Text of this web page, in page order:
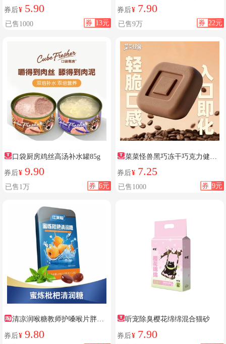
影
券后¥ 5.90
券 13元
已售1000
润秋冬去死皮防干裂修复淡化唇
券后¥ 7.90
券 22元
已售9万
口袋厨房鸡丝高汤补水罐85g
券后¥ 9.90
券 6元
已售1万
菜菜怪兽黑巧冻干巧克力健康
零食
券后¥ 7.25
券 9元
已售1000
清凉润喉糖教师护嗓喉片胖大
海枇杷糖金银花咽喉糖含片薄荷
券后¥ 9.80
听宠除臭樱花绵绵混合猫砂
券后¥ 7.90